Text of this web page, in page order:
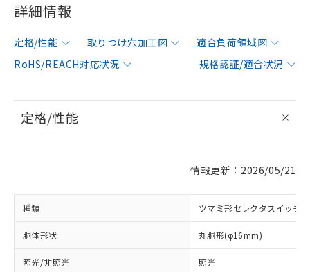
詳細情報
定格/性能 取りつけ穴加工図
適合負荷領域図
RoHS/REACH対応状況
規格認証/適合状況
定格/性能
情報更新：2026/05/21
種類 ツマミ形セレクタスイッチ
胴体形状 丸胴形(φ16mm)
照光/非照光 照光